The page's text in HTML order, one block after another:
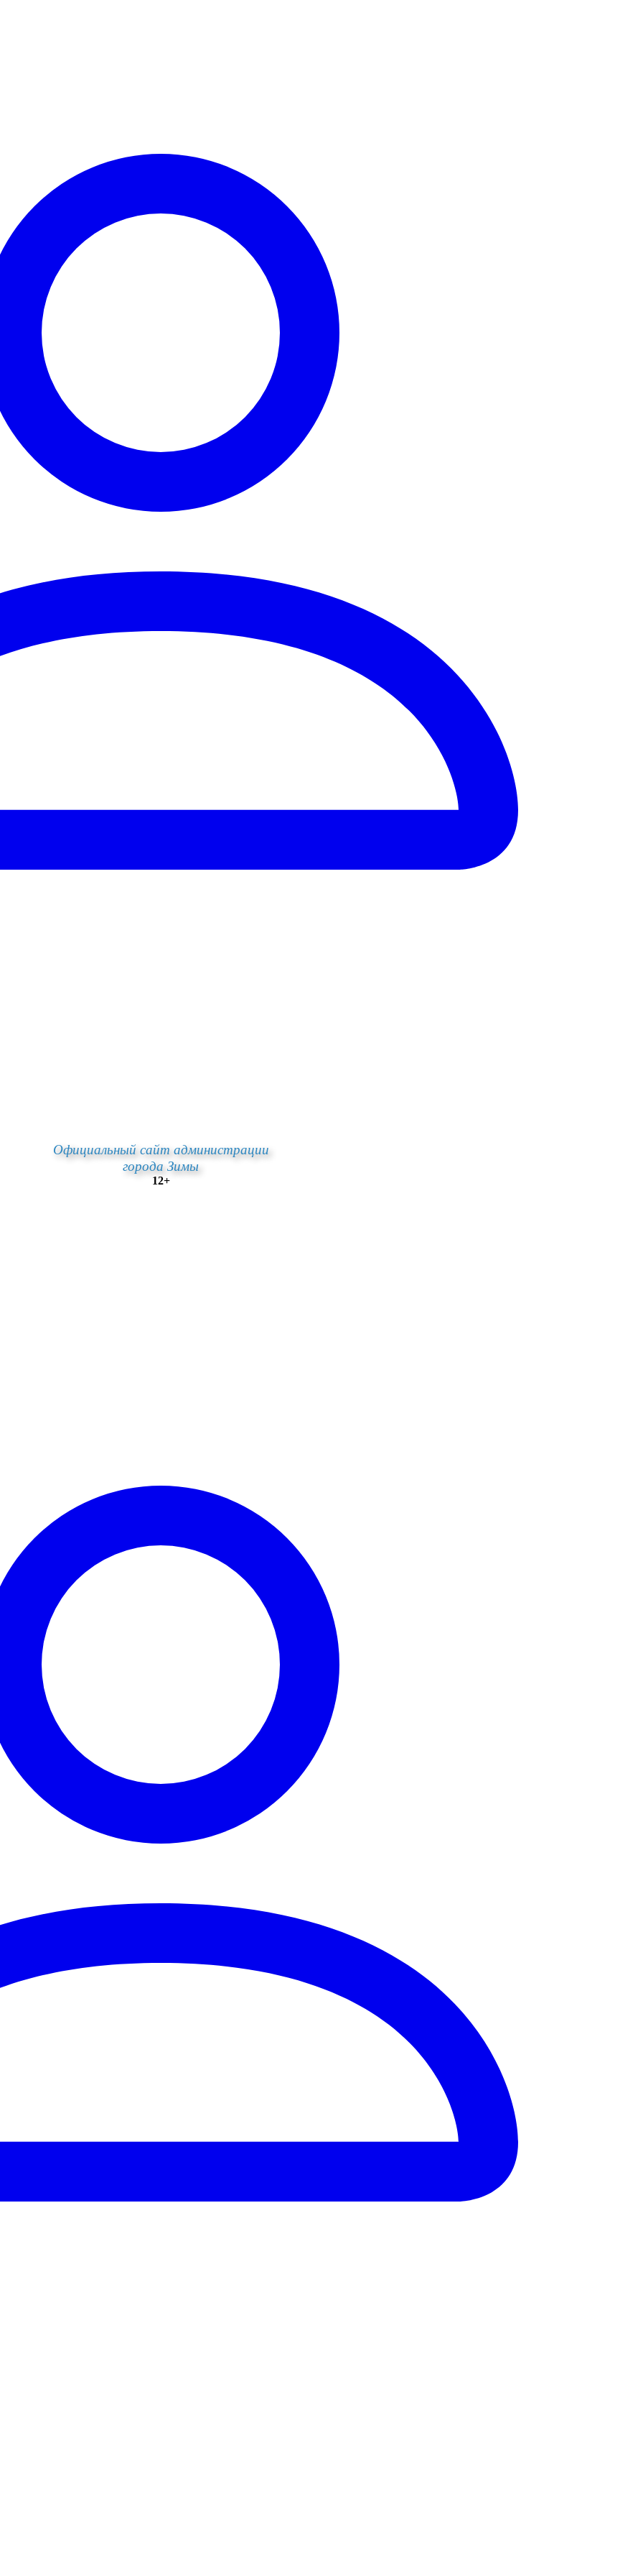
Официальный сайт администрации
города Зимы
12+